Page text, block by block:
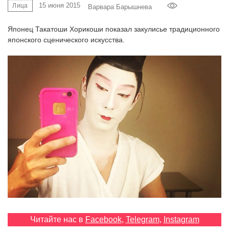
Лица 15 июня 2015 Варвара Барышнева
Японец Такатоши Хорикоши показал закулисье традиционного
японского сценического искусства.
Читайте нас в Facebook, Telegram, Instagram